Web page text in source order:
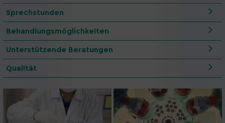
Sprechstunden
Behandlungsmöglichkeiten
Unterstützende Beratungen
Qualität